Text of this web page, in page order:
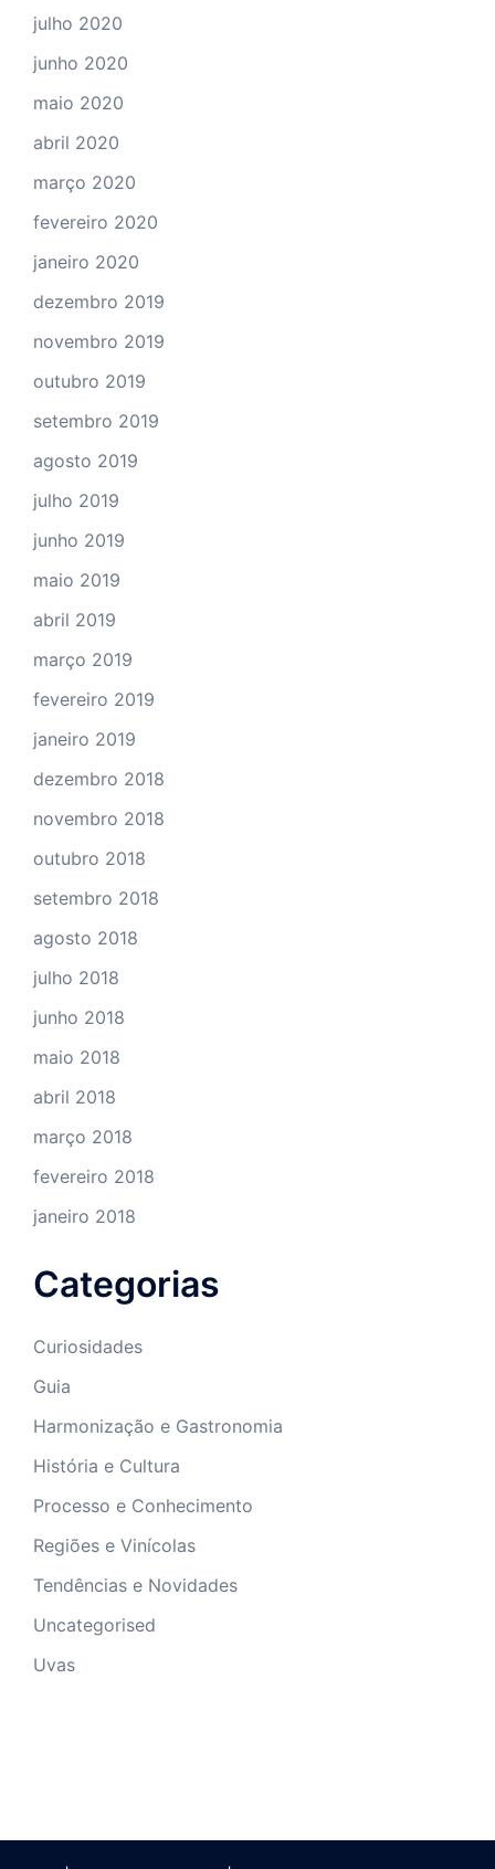
julho 2020
junho 2020
maio 2020
abril 2020
março 2020
fevereiro 2020
janeiro 2020
dezembro 2019
novembro 2019
outubro 2019
setembro 2019
agosto 2019
julho 2019
junho 2019
maio 2019
abril 2019
março 2019
fevereiro 2019
janeiro 2019
dezembro 2018
novembro 2018
outubro 2018
setembro 2018
agosto 2018
julho 2018
junho 2018
maio 2018
abril 2018
março 2018
fevereiro 2018
janeiro 2018
Categorias
Curiosidades
Guia
Harmonização e Gastronomia
História e Cultura
Processo e Conhecimento
Regiões e Vinícolas
Tendências e Novidades
Uncategorised
Uvas